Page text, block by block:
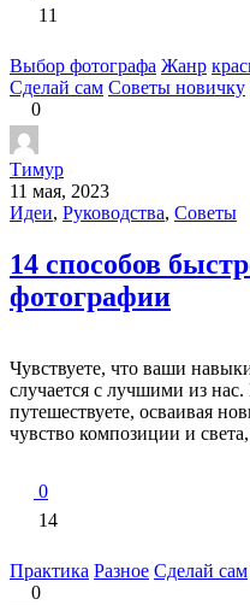
11
Выбор фотографа Жанр
Сделай сам Советы новичку
0
Тимур
11 мая, 2023
Идеи, Руководства, Советы
14 способов
фотографии
Чувствуете, что ваши
случается с лучшими из
путешествуете, осваивая
чувство композиции и
0
14
Практика Разное Сделай сам
0